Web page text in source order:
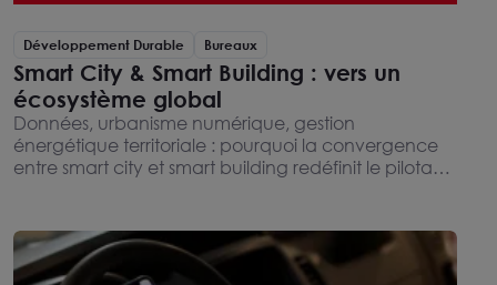
Développement Durable Bureaux
Smart City & Smart Building : vers un
écosystème global
Données, urbanisme numérique, gestion
énergétique territoriale : pourquoi la convergence
entre smart city et smart building redéfinit le pilotage
stratégies urbaines.